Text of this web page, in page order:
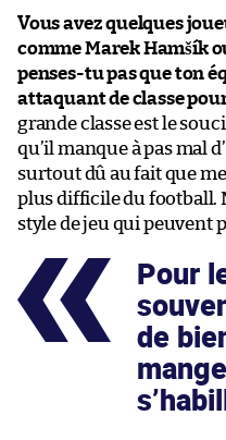
Vous avez quelques
comme Marek Hamšík
penses-tu pas que ton
attaquant de classe
grande classe est le
qu’il manque à pas mal
surtout dû au fait que
plus difficile du football.
style de jeu qui peuvent
Pour
de